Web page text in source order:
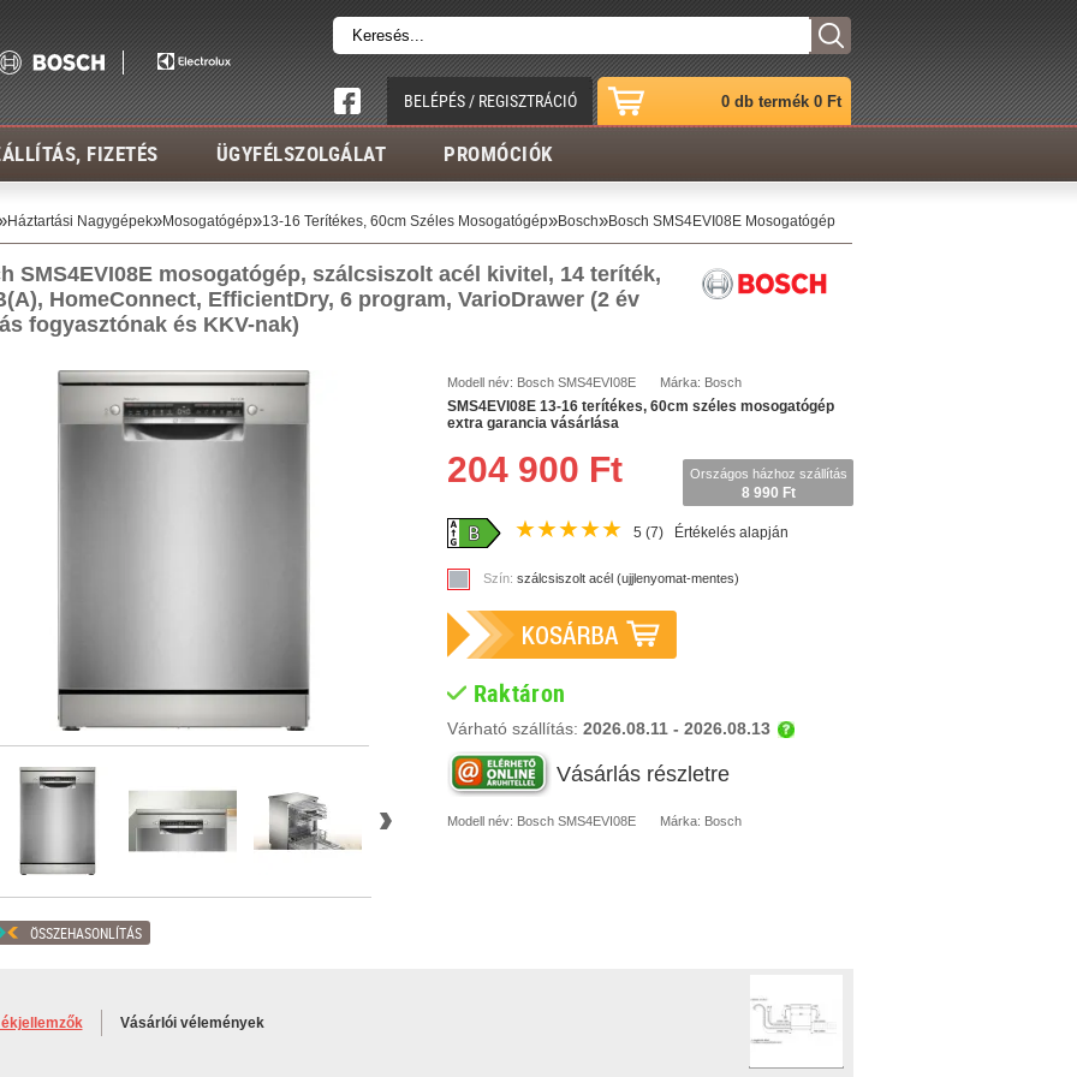
FIZETÉS ÜGYFÉLSZOLGÁLAT PROMÓCIÓK
0 db termék 0 Ft
BELÉPÉS / REGISZTRÁCIÓ
Háztartási Nagygépek»Mosogatógép»13-16 Terítékes, 60cm Széles Mosogatógép»Bosch»Bosch SMS4EVI08E Mosogatógép
SMS4EVI08E mosogatógép, szálcsiszolt acél kivitel, 14 teríték,
HomeConnect, EfficientDry, 6program, VarioDrawer (2 év
fogyasztónak és KKV-nak)
ÖSSZEHASONLÍTÁS
Modell név: BoschSMS4EVI08E Márka: Bosch
SMS4EVI08E 13-16 terítékes, 60cm széles mosogatógép
extra garancia vásárlása
204 900 Ft Országos házhoz szállítás
8 990 Ft
★★★★★ 5 (7)Értékelés alapján
Szín: szálcsiszolt acél (ujjlenyomat-mentes)
Raktáron
Várható szállítás: 2026.08.11 - 2026.08.13
Vásárlás részletre
Modell név: BoschSMS4EVI08E Márka: Bosch
Vásárlói vélemények